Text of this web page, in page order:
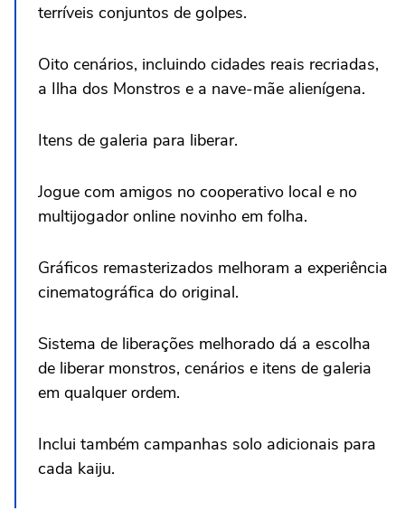
terríveis conjuntos de golpes.
Oito cenários, incluindo cidades reais recriadas,
a Ilha dos Monstros e a nave-mãe alienígena.
Itens de galeria para liberar.
Jogue com amigos no cooperativo local e no
multijogador online novinho em folha.
Gráficos remasterizados melhoram a experiência
cinematográfica do original.
Sistema de liberações melhorado dá a escolha
de liberar monstros, cenários e itens de galeria
em qualquer ordem.
Inclui também campanhas solo adicionais para
cada kaiju.